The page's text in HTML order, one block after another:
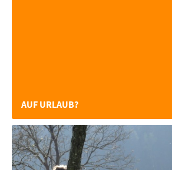
AUF URLAUB?